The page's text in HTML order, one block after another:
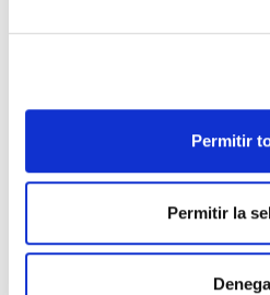
Permitir
Permitir la
Opiniones de